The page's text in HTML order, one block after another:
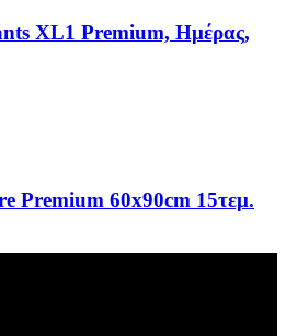
XL1 Premium, Ημέρας,
Premium 60x90cm 15τεμ.